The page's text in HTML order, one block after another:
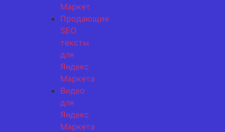
Маркет
Продающие
SEO
тексты
для
Яндекс
Маркета
Видео
для
Яндекс
Маркета